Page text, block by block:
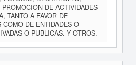
DE ACTIVIDADES
TANTO A FAVOR DE
COMO DE ENTIDADES O
O PUBLICAS. Y OTROS.